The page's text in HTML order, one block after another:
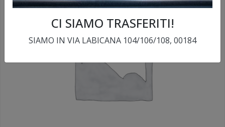
CI SIAMO TRASFERITI!
SIAMO IN VIA LABICANA 104/106/108, 00184